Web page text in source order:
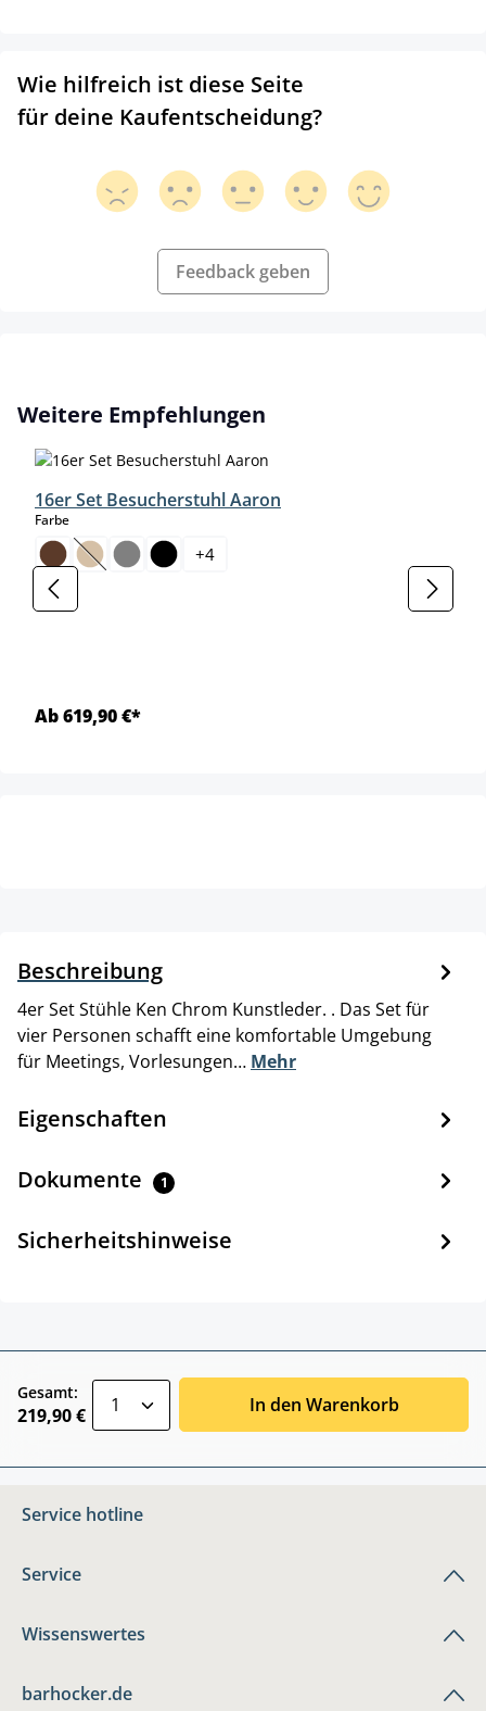
Wie hilfreich ist diese Seite
für deine Kaufentscheidung?
Feedback geben
Produktgalerie überspringen
Weitere Empfehlungen
16er Set Besucherstuhl Aaron
Farbeauswählen
(Diese Option ist zurzeit nicht verfügbar.)
+4
Ab 619,90 €*
Beschreibung
4er Set Stühle Ken Chrom Kunstleder. . Das Set für
vier Personen schafft eine komfortable Umgebung
für Meetings, Vorlesungen… Mehr
Eigenschaften
Dokumente 1
Sicherheitshinweise
Gesamt:
219,90 € In den Warenkorb
Service hotline
Service
Wissenswertes
barhocker.de